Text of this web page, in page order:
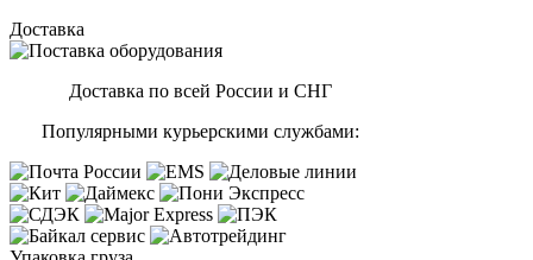
Доставка
Доставка по всей России и СНГ
Популярными курьерскими службами: